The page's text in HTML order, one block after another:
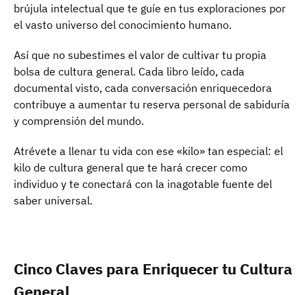
brújula intelectual que te guíe en tus exploraciones por
el vasto universo del conocimiento humano.
Así que no subestimes el valor de cultivar tu propia
bolsa de cultura general. Cada libro leído, cada
documental visto, cada conversación enriquecedora
contribuye a aumentar tu reserva personal de sabiduría
y comprensión del mundo.
Atrévete a llenar tu vida con ese «kilo» tan especial: el
kilo de cultura general que te hará crecer como
individuo y te conectará con la inagotable fuente del
saber universal.
Cinco Claves para Enriquecer tu Cultura